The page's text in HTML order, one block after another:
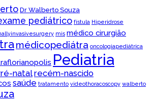
Dr Walberto Souza
pediátrico fístula Hiperidrose
mis médico cirurgião
médicopediátra oncologiapediátrica
Pediatria
natalrecém-nascido
saúde tratamento videothoracoscopy walberto